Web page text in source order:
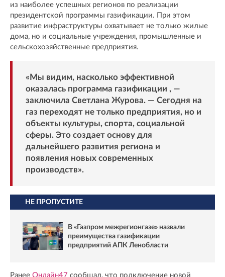
из наиболее успешных регионов по реализации
президентской программы газификации. При этом
развитие инфраструктуры охватывает не только жилые
дома, но и социальные учреждения, промышленные и
сельскохозяйственные предприятия.
«Мы видим, насколько эффективной
оказалась программа газификации , —
заключила Светлана Журова. — Сегодня на
газ переходят не только предприятия, но и
объекты культуры, спорта, социальной
сферы. Это создает основу для
дальнейшего развития региона и
появления новых современных
производств».
НЕ ПРОПУСТИТЕ
В «Газпром межрегионгазе» назвали
преимущества газификации
предприятий АПК Ленобласти
Ранее Онлайн47 сообщал, что подключение новой